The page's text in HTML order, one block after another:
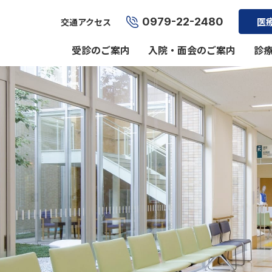
交通アクセス 0979-22-2480 医
受診のご案内 入院・面会のご案内 診